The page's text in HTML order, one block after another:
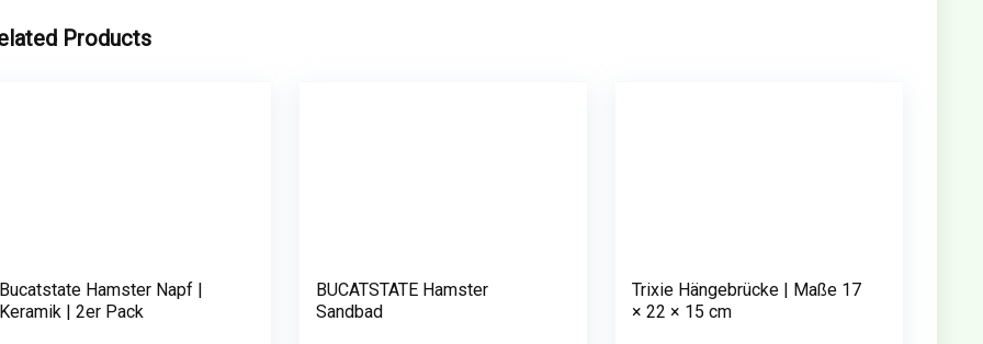
Products
Bucatstate Hamster Napf |
Keramik | 2er Pack
BUCATSTATE Hamster
Sandbad
Trixie Hängebrücke | Maße 17
× 22 × 15 cm